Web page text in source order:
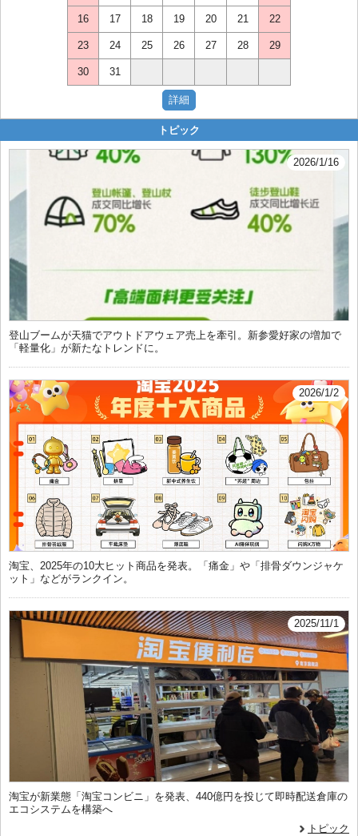
16 17 18 19 20 21 22
23 24 25 26 27 28 29
30 31
トピック
2026/1/16
登山ブームが天猫でアウトドアウェア売上を牽引。新参愛好家の増加で
「軽量化」が新たなトレンドに。
2026/1/2
淘宝、2025年の10大ヒット商品を発表。「痛金」や「排骨ダウンジャケ
ット」などがランクイン。
2025/11/1
淘宝が新業態「淘宝コンビニ」を発表、440億円を投じて即時配送倉庫の
エコシステムを構築へ
トピック